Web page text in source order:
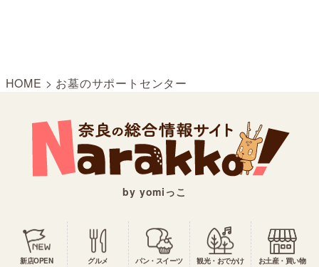
HOME > お墓のサポートセンター
by yomiっこ
新店OPEN グルメ パン・スイーツ 観光・おでかけ お土産・買い物